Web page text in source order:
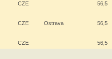
CZE 56,5
CZE Ostrava 56,5
CZE 56,5